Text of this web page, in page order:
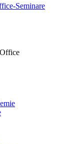
Seminare